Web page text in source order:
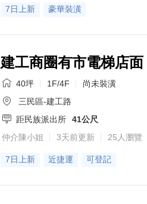
7日上新 豪華裝潢
建工商圈有市電梯店面
40坪 1F/4F
尚未裝潢
三民區-建工路
距民族派出所
41公尺
仲介陳小姐
3天前更新 25人瀏覽
7日上新 近捷運 可登記